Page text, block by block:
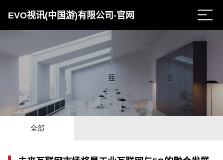
EVO视讯(中国游)有限公司-官网
全部